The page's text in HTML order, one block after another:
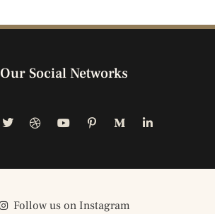
Our Social Networks
Follow us on Instagram